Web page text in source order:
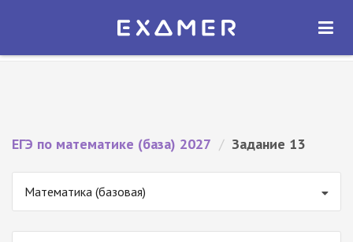
Экзамер — ЕГЭ 2027
ОТКРЫТЬ
ЕГЭ по математике (база) 2027 / Задание 13
Математика (базовая)